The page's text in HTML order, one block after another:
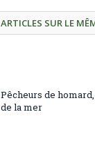
ARTICLES SUR LE
Pêcheurs de
de la mer